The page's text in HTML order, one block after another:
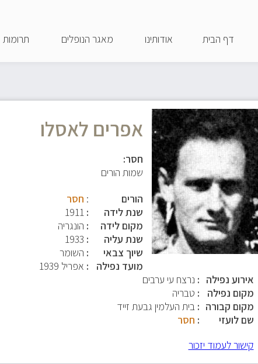
העיקרי
דף הבית אודותינו מאגר הנופלים תרומות
אפרים לאסלו
חסר:
שמות הורים
הורים
: חסר
שנת לידה
1911
מקום לידה
הונגריה
שנת עליה
1933
שיוך צבאי
השומר
מועד נפילה
אפריל 1939
אירוע נפילה
נרצח עי ערבים
מקום נפילה
טבריה
מקום קבורה
בית העלמין גבעת זייד
שם לועזי
חסר
קישור לעמוד יזכור